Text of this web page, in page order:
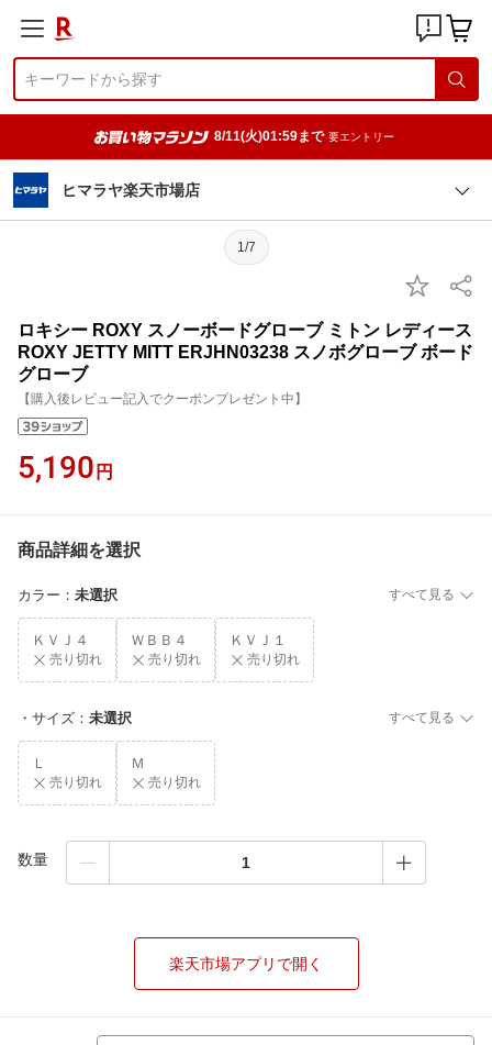
8/11(火)01:59まで 要エントリー
ヒマラヤ楽天市場店
1/7
ロキシー ROXY スノーボードグローブ ミトン レディース
ROXY JETTY MITT ERJHN03238 スノボグローブ ボード
グローブ
【購入後レビュー記入でクーポンプレゼント中】
5,190 円
商品詳細を選択
カラー ： 未選択 すべて見る
ＫＶＪ４
売り切れ
ＷＢＢ４
売り切れ
ＫＶＪ１
売り切れ
・サイズ ： 未選択 すべて見る
Ｌ
売り切れ
Ｍ
売り切れ
数量
楽天市場アプリで開く